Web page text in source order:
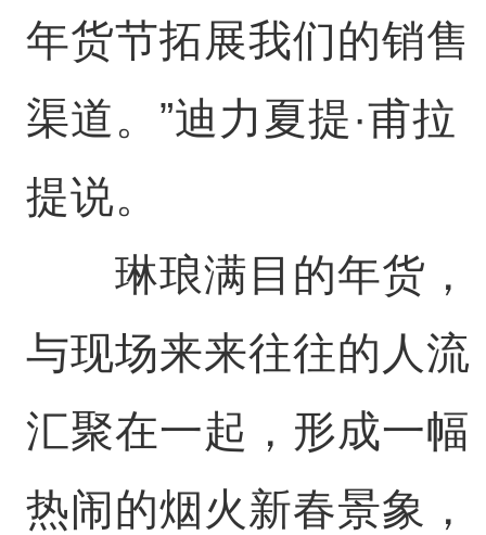
年货节拓展我们的销售
渠道。”迪力夏提·甫拉
提说。
琳琅满目的年货，
与现场来来往往的人流
汇聚在一起，形成一幅
热闹的烟火新春景象，